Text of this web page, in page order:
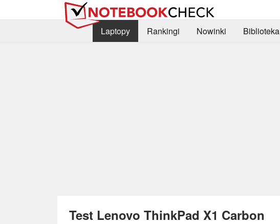
Laptopy
Rankingi Nowinki Biblioteka
Test Lenovo ThinkPad X1 Carbon